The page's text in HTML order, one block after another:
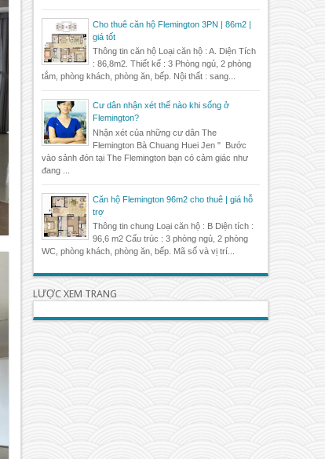
Cho thuê căn hộ Flemington 3PN | 86m2 |
giá tốt
Thông tin căn hộ Loại căn hộ : A. Diện Tích
: 86,8m2. Thiết kế : 3 Phòng ngủ, 2 phòng
tắm, phòng khách, phòng ăn, bếp. Nội thất : sang...
Cư dân nhận xét thế nào khi sống ở
Flemington?
Nhận xét của những cư dân The
Flemington Bà Chuang Huei Jen " Bước
vào sảnh đón tại The Flemington bạn có cảm giác như
đang ...
Căn hộ Flemington 96m2 cho thuê | giá hỗ
trợ
Thông tin chung Loại căn hộ : B Diện tích :
96,6 m2 Cấu trúc : 3 phòng ngủ, 2 phòng
WC, phòng khách, phòng ăn, bếp. Mã số và vị trí...
LƯỢC XEM TRANG